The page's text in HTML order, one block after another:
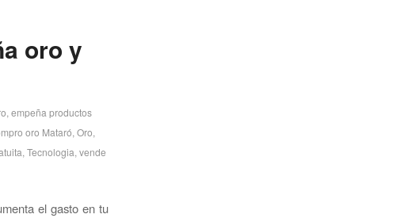
oro y
, empeña productos
oro Mataró, Oro,
, Tecnologia, vende
el gasto en tu